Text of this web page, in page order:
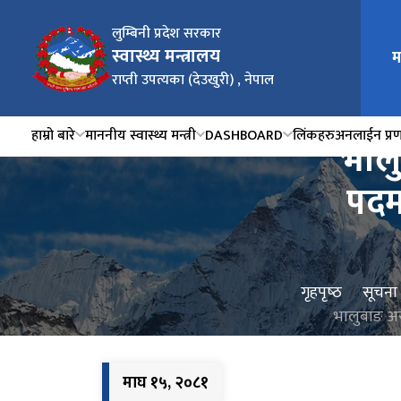
लुम्बिनी प्रदेश सरकार
स्वास्थ्य मन्त्रालय
राप्ती उपत्यका (देउखुरी) , नेपाल
हाम्रो बारे माननीय स्वास्थ्य मन्त्री DASHBOARD लिंकहरुअनलाईन
गृहपृष्‍ठ
सूचना
भालुबाङ
माघ १५, २०८१